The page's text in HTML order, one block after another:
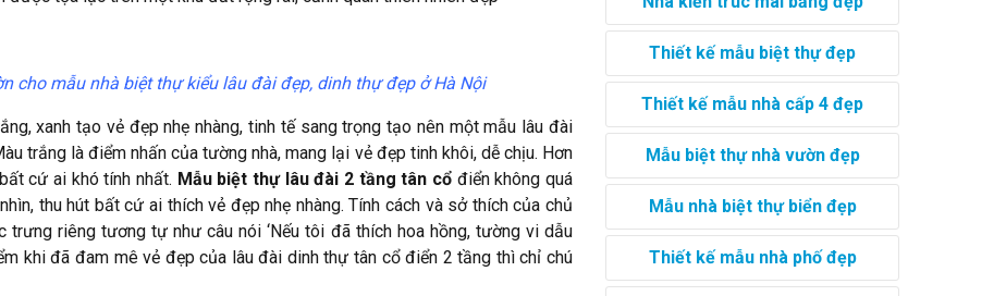
cho mẫu nhà biệt thự kiểu lâu đài đẹp, dinh thự đẹp ở Hà Nội
xanh tạo vẻ đẹp nhẹ nhàng, tinh tế sang trọng tạo nên một mẫu lâu đài
trắng là điểm nhấn của tường nhà, mang lại vẻ đẹp tinh khôi, dễ chịu. Hơn
cứ ai khó tính nhất. Mẫu biệt thự lâu đài 2 tầng tân cổ điển không quá
thu hút bất cứ ai thích vẻ đẹp nhẹ nhàng. Tính cách và sở thích của chủ
riêng tương tự như câu nói ‘Nếu tôi đã thích hoa hồng, tường vi dẫu
khi đã đam mê vẻ đẹp của lâu đài dinh thự tân cổ điển 2 tầng thì chỉ chú
Thiết kế mẫu biệt thự đẹp
Thiết kế mẫu nhà cấp 4 đẹp
Mẫu biệt thự nhà vườn đẹp
Mẫu nhà biệt thự biển đẹp
Thiết kế mẫu nhà phố đẹp